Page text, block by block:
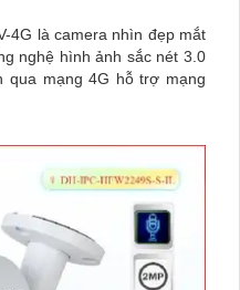
4G là camera nhìn đẹp mắt
nghệ hình ảnh sắc nét 3.0